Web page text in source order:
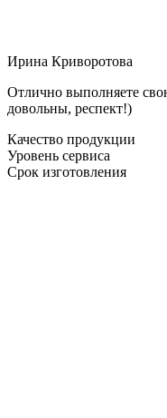
Ирина Криворотова
Отлично выполняете
довольны, респект!)
Качество продукции
Уровень сервиса
Срок изготовления